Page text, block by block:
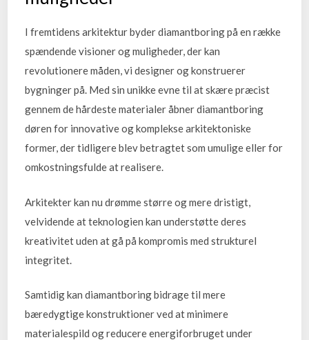
I fremtidens arkitektur byder diamantboring på en række
spændende visioner og muligheder, der kan
revolutionere måden, vi designer og konstruerer
bygninger på. Med sin unikke evne til at skære præcist
gennem de hårdeste materialer åbner diamantboring
døren for innovative og komplekse arkitektoniske
former, der tidligere blev betragtet som umulige eller for
omkostningsfulde at realisere.
Arkitekter kan nu drømme større og mere dristigt,
velvidende at teknologien kan understøtte deres
kreativitet uden at gå på kompromis med strukturel
integritet.
Samtidig kan diamantboring bidrage til mere
bæredygtige konstruktioner ved at minimere
materialespild og reducere energiforbruget under